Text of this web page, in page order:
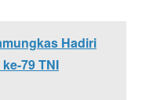
Hadiri
79 TNI